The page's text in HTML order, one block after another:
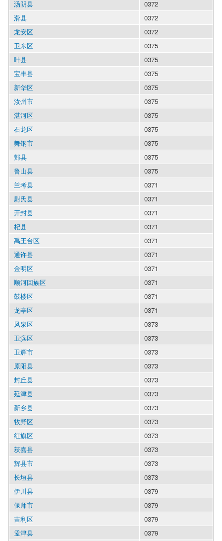
汤阴县
0372
滑县
0372
龙安区
0372
卫东区
0375
叶县
0375
宝丰县
0375
新华区
0375
汝州市
0375
湛河区
0375
石龙区
0375
舞钢市
0375
郏县
0375
鲁山县
0375
兰考县
0371
尉氏县
0371
开封县
0371
杞县
0371
禹王台区
0371
通许县
0371
金明区
0371
顺河回族区
0371
鼓楼区
0371
龙亭区
0371
凤泉区
0373
卫滨区
0373
卫辉市
0373
原阳县
0373
封丘县
0373
延津县
0373
新乡县
0373
牧野区
0373
红旗区
0373
获嘉县
0373
辉县市
0373
长垣县
0373
伊川县
0379
偃师市
0379
吉利区
0379
孟津县
0379